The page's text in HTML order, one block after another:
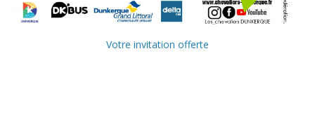
Votre invitation offerte